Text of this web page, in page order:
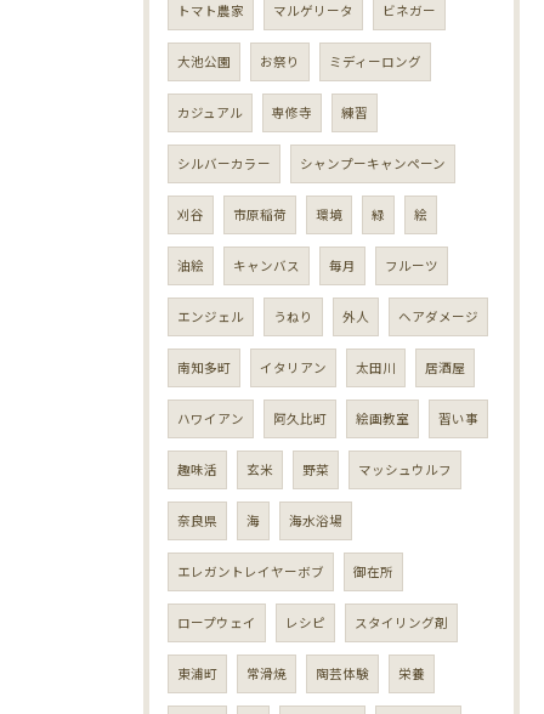
トマト農家 マルゲリータ ビネガー
大池公園 お祭り ミディーロング
カジュアル 専修寺 練習
シルバーカラー シャンプーキャンペーン
刈谷 市原稲荷 環境 緑 絵
油絵 キャンバス 毎月 フルーツ
エンジェル うねり 外人 ヘアダメージ
南知多町 イタリアン 太田川 居酒屋
ハワイアン 阿久比町 絵画教室 習い事
趣味活 玄米 野菜 マッシュウルフ
奈良県 海 海水浴場
エレガントレイヤーボブ 御在所
ロープウェイ レシピ スタイリング剤
東浦町 常滑焼 陶芸体験 栄養